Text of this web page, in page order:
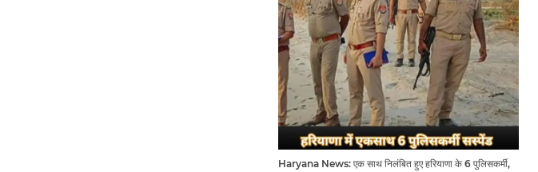
Haryana News: एक साथ निलंबित हुए हरियाणा के 6 पुलिसकर्मी,